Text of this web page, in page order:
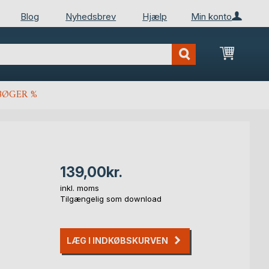
Min konto
Blog Nyhedsbrev Hjælp
Min
%
139,00kr.
inkl. moms
Tilgængelig som download
LÆG I INDKØBSKURVEN